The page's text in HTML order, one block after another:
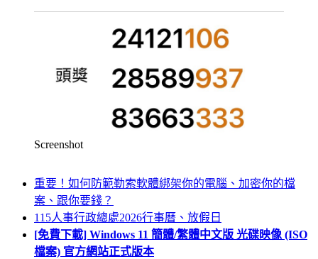
Screenshot
重要！如何防範勒索軟體綁架你的電腦、加密你的檔
案、跟你要錢？
115人事行政總處2026行事曆、放假日
[免費下載] Windows 11 簡體/繁體中文版 光碟映像 (ISO
檔案) 官方網站正式版本